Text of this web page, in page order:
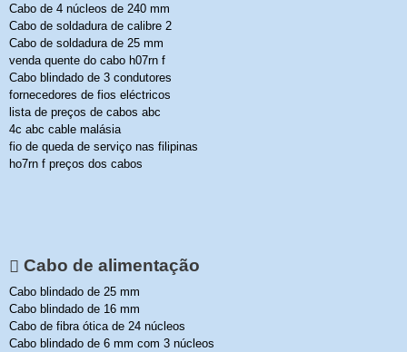
Cabo de 4 núcleos de 240 mm
Cabo de soldadura de calibre 2
Cabo de soldadura de 25 mm
venda quente do cabo h07rn f
Cabo blindado de 3 condutores
fornecedores de fios eléctricos
lista de preços de cabos abc
4c abc cable malásia
fio de queda de serviço nas filipinas
ho7rn f preços dos cabos
Cabo de alimentação
Cabo blindado de 25 mm
Cabo blindado de 16 mm
Cabo de fibra ótica de 24 núcleos
Cabo blindado de 6 mm com 3 núcleos